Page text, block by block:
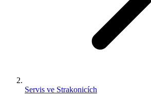
Servis ve Strakonicích